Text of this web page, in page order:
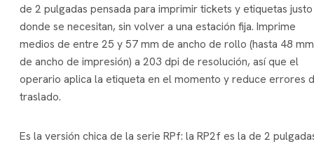
de 2 pulgadas pensada para imprimir tickets y etiquetas justo
donde se necesitan, sin volver a una estación fija. Imprime
medios de entre 25 y 57 mm de ancho de rollo (hasta 48 mm
de ancho de impresión) a 203 dpi de resolución, así que el
operario aplica la etiqueta en el momento y reduce errores
traslado.
Es la versión chica de la serie RPf: la RP2f es la de 2